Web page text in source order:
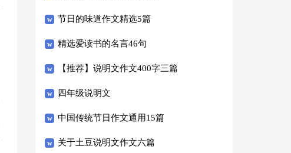
节日的味道作文精选5篇
精选爱读书的名言46句
【推荐】说明文作文400字三篇
四年级说明文
中国传统节日作文通用15篇
关于土豆说明文作文六篇